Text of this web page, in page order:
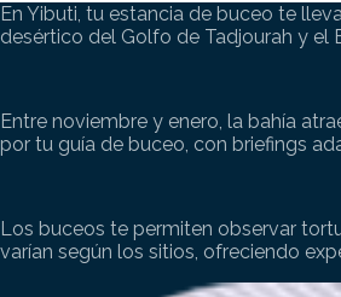
En Yibuti, tu estancia de buceo te
desértico del Golfo de Tadjourah y el
Entre noviembre y enero, la bahía
por tu guía de buceo, con briefings
Los buceos te permiten observar
varían según los sitios, ofreciendo